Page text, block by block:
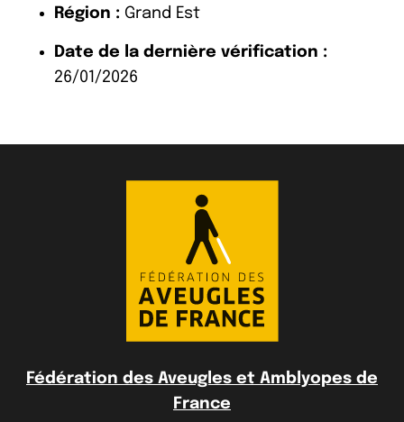
Région : Grand Est
Date de la dernière vérification :
26/01/2026
Fédération des Aveugles et Amblyopes de
France